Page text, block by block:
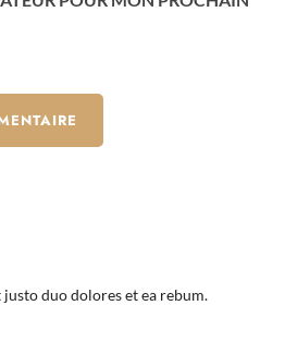
duo dolores et ea rebum.